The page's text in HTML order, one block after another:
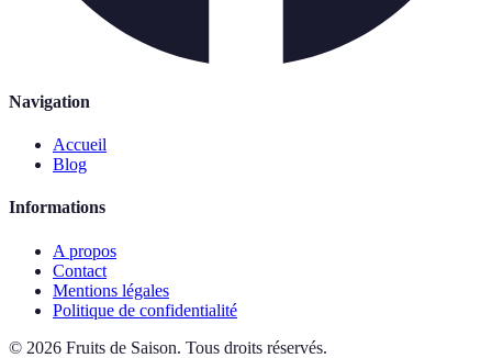
Navigation
Accueil
Blog
Informations
A propos
Contact
Mentions légales
Politique de confidentialité
© 2026 Fruits de Saison. Tous droits réservés.